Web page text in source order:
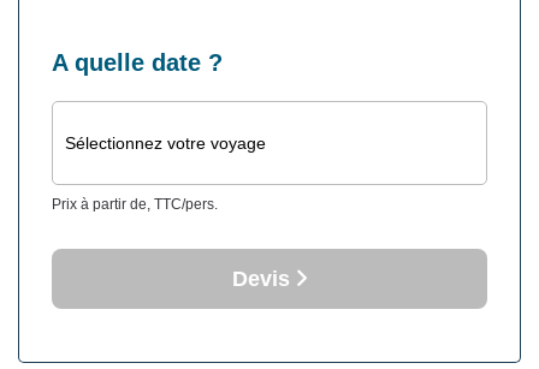
A quelle date ?
Sélectionnez votre voyage
Prix à partir de, TTC/pers.
Devis